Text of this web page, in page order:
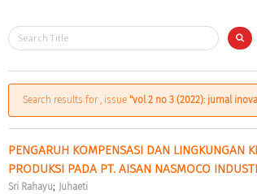
Search results for , issue "vol 2 no 3 (2022): jurnal
PENGARUH KOMPENSASI DAN LINGKUNGAN
PRODUKSI PADA PT. AISAN NASMOCO
Sri Rahayu; Juhaeti